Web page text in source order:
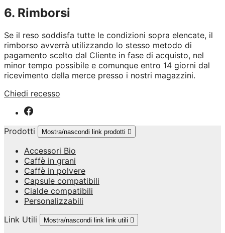
6. Rimborsi
Se il reso soddisfa tutte le condizioni sopra elencate, il
rimborso avverrà utilizzando lo stesso metodo di
pagamento scelto dal Cliente in fase di acquisto, nel
minor tempo possibile e comunque entro 14 giorni dal
ricevimento della merce presso i nostri magazzini.
Chiedi recesso
Prodotti Mostra/nascondi link prodotti 
Accessori Bio
Caffè in grani
Caffè in polvere
Capsule compatibili
Cialde compatibili
Personalizzabili
Link Utili
Mostra/nascondi link link utili 